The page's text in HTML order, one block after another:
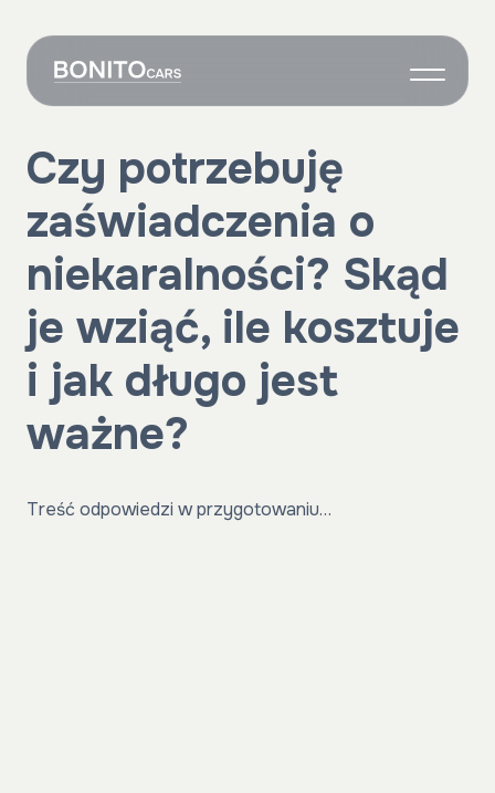
Wynajem
Grafik
Onboarding
Kontakt
Czy potrzebuję
zaświadczenia o
niekaralności? Skąd
je wziąć, ile kosztuje
i jak długo jest
ważne?
Treść odpowiedzi w przygotowaniu…